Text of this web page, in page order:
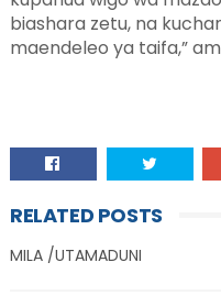
biashara zetu, na
maendeleo ya taifa,”
RELATED POSTS
MILA /UTAMADUNI